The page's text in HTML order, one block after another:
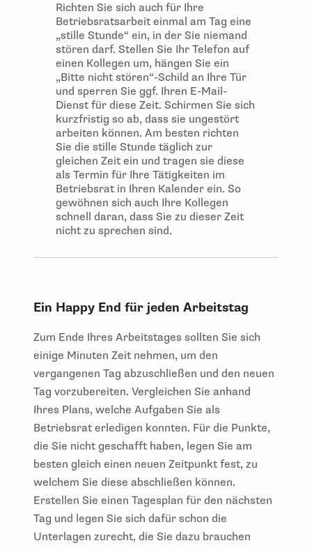
Richten Sie sich auch für Ihre
Betriebsratsarbeit einmal am Tag eine
„stille Stunde“ ein, in der Sie niemand
stören darf. Stellen Sie Ihr Telefon auf
einen Kollegen um, hängen Sie ein
„Bitte nicht stören“-Schild an Ihre Tür
und sperren Sie ggf. Ihren E-Mail-
Dienst für diese Zeit. Schirmen Sie sich
kurzfristig so ab, dass sie ungestört
arbeiten können. Am besten richten
Sie die stille Stunde täglich zur
gleichen Zeit ein und tragen sie diese
als Termin für Ihre Tätigkeiten im
Betriebsrat in Ihren Kalender ein. So
gewöhnen sich auch Ihre Kollegen
schnell daran, dass Sie zu dieser Zeit
nicht zu sprechen sind.
Ein Happy End für jeden Arbeitstag
Zum Ende Ihres Arbeitstages sollten Sie sich
einige Minuten Zeit nehmen, um den
vergangenen Tag abzuschließen und den neuen
Tag vorzubereiten. Vergleichen Sie anhand
Ihres Plans, welche Aufgaben Sie als
Betriebsrat erledigen konnten. Für die Punkte,
die Sie nicht geschafft haben, legen Sie am
besten gleich einen neuen Zeitpunkt fest, zu
welchem Sie diese abschließen können.
Erstellen Sie einen Tagesplan für den nächsten
Tag und legen Sie sich dafür schon die
Unterlagen zurecht, die Sie dazu brauchen